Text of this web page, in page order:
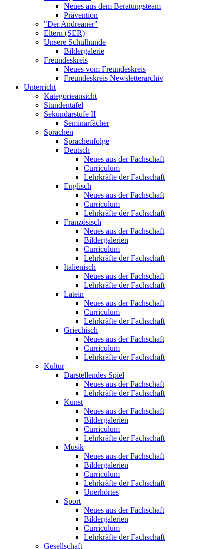
Neues aus dem Beratungsteam
Prävention
"Der Andreaner"
Eltern (SER)
Unsere Schulhunde
Bildergalerie
Freundeskreis
Neues vom Freundeskreis
Freundeskreis Newsletterarchiv
Unterricht
Kategorieansicht
Stundentafel
Sekundarstufe II
Seminarfächer
Sprachen
Sprachenfolge
Deutsch
Neues aus der Fachschaft
Curriculum
Lehrkräfte der Fachschaft
Englisch
Neues aus der Fachschaft
Curriculum
Lehrkräfte der Fachschaft
Französisch
Neues aus der Fachschaft
Bildergalerien
Curriculum
Lehrkräfte der Fachschaft
Italienisch
Neues aus der Fachschaft
Lehrkräfte der Fachschaft
Latein
Neues aus der Fachschaft
Curriculum
Lehrkräfte der Fachschaft
Griechisch
Neues aus der Fachschaft
Curriculum
Lehrkräfte der Fachschaft
Kultur
Darstellendes Spiel
Neues aus der Fachschaft
Lehrkräfte der Fachschaft
Kunst
Neues aus der Fachschaft
Bildergalerien
Curriculum
Lehrkräfte der Fachschaft
Musik
Neues aus der Fachschaft
Bildergalerien
Curriculum
Lehrkräfte der Fachschaft
Unerhörtes
Sport
Neues aus der Fachschaft
Bildergalerien
Curriculum
Lehrkräfte der Fachschaft
Gesellschaft